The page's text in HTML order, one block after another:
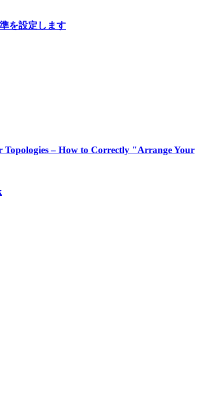
を設定します
Topologies – How to Correctly "Arrange Your